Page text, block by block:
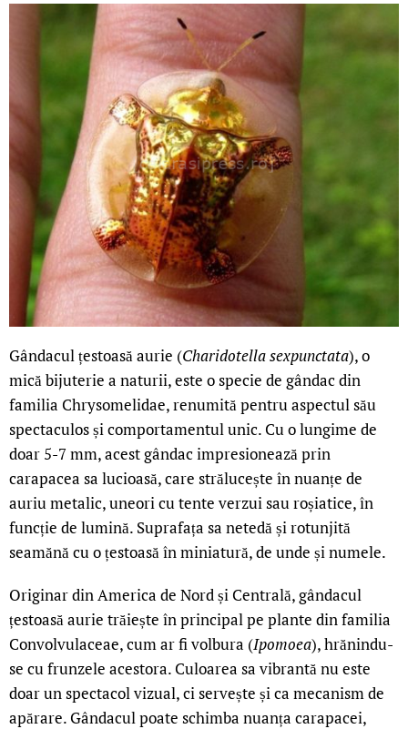
Gândacul țestoasă aurie (Charidotella sexpunctata), o
mică bijuterie a naturii, este o specie de gândac din
familia Chrysomelidae, renumită pentru aspectul său
spectaculos și comportamentul unic. Cu o lungime de
doar 5-7 mm, acest gândac impresionează prin
carapacea sa lucioasă, care strălucește în nuanțe de
auriu metalic, uneori cu tente verzui sau roșiatice, în
funcție de lumină. Suprafața sa netedă și rotunjită
seamănă cu o țestoasă în miniatură, de unde și numele.
Originar din America de Nord și Centrală, gândacul
țestoasă aurie trăiește în principal pe plante din familia
Convolvulaceae, cum ar fi volbura (Ipomoea), hrănindu-
se cu frunzele acestora. Culoarea sa vibrantă nu este
doar un spectacol vizual, ci servește și ca mecanism de
apărare. Gândacul poate schimba nuanța carapacei,